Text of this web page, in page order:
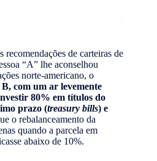
recomendações de carteiras de
“A” lhe aconselhou
norte-americano, o
B, com um ar levemente
80% em títulos do
prazo (treasury bills) e
o rebalanceamento da
quando a parcela em
abaixo de 10%.